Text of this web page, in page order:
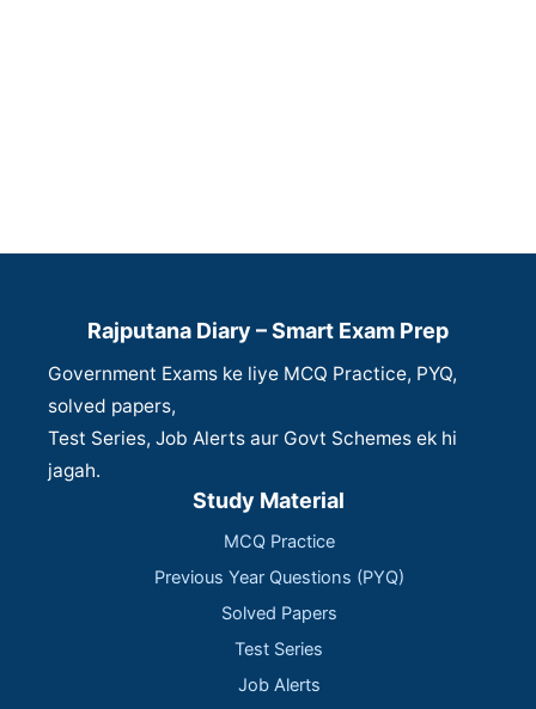
Rajputana Diary – Smart Exam Prep
Government Exams ke liye MCQ Practice, PYQ,
solved papers,
Test Series, Job Alerts aur Govt Schemes ek hi
jagah.
Study Material
MCQ Practice
Previous Year Questions (PYQ)
Solved Papers
Test Series
Job Alerts